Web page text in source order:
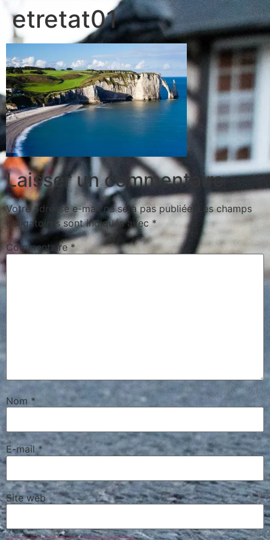
etretat01
Laisser un commentaire
Votre adresse e-mail ne sera pas publiée.
Les champs
obligatoires sont indiqués avec *
Commentaire *
Nom *
E-mail*
Site web